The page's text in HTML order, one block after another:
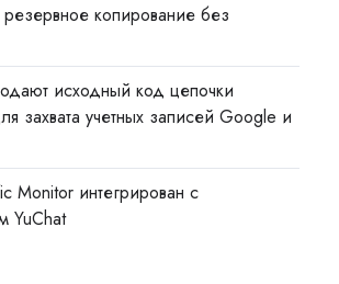
копирование без
исходный код цепочки
захвата учетных записей Google и
Monitor интегрирован с
YuChat